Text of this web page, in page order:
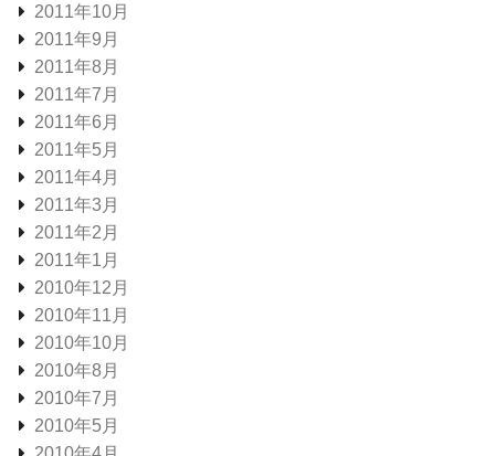
2011年10月
2011年9月
2011年8月
2011年7月
2011年6月
2011年5月
2011年4月
2011年3月
2011年2月
2011年1月
2010年12月
2010年11月
2010年10月
2010年8月
2010年7月
2010年5月